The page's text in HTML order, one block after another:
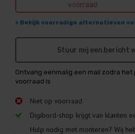
voorraad
> Bekijk voorradige alternatieven
Stuur mij een bericht
Ontvang eenmalig een mail zodra
voorraad is
Niet op voorraad
Digibord-shop krijgt van klanten
Hulp nodig met monteren? Wij